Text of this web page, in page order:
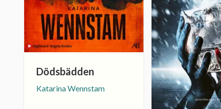
Dödsbädden
Katarina Wennstam